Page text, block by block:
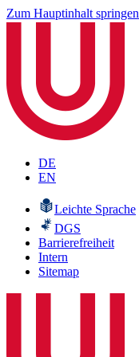
Zum Hauptinhalt springen
DE
EN
Leichte Sprache
DGS
Barrierefreiheit
Intern
Sitemap